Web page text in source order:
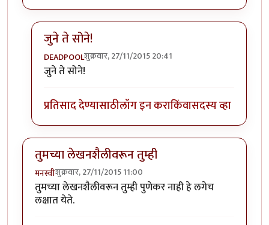
जुने ते सोने!
DEADPOOLशुक्रवार, 27/11/2015 20:41
In reply to
जुने ते सोने!
प्रतिसाद देण्यासाठीलॉग इन कराकिंवासदस्य व्हा
तुमच्या लेखनशैलीवरून तुम्ही
मनस्वीशुक्रवार, 27/11/2015 11:00
तुमच्या लेखनशैलीवरून तुम्ही पुणेकर नाही हे लगेच
लक्षात येते.